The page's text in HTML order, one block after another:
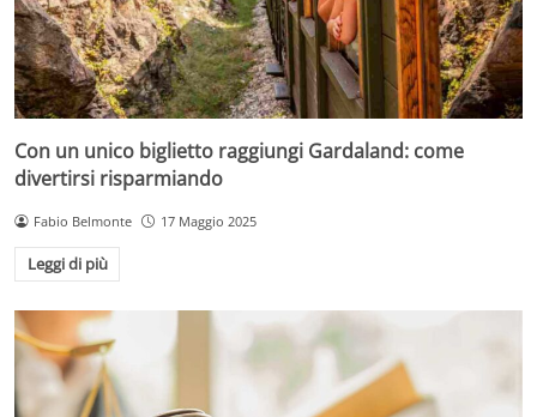
Con un unico biglietto raggiungi Gardaland: come
divertirsi risparmiando
Fabio Belmonte 17 Maggio 2025
Leggi di più